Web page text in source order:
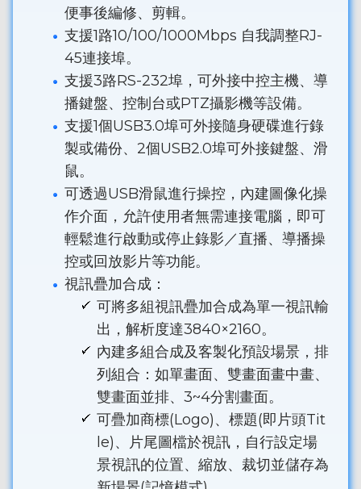
便事後編修、剪輯。
支援1路10/100/1000Mbps 自我調整RJ-
45連接埠。
支援3路RS-232埠，可外接中控主機、導
播鍵盤、控制台或PTZ攝影機等設備。
支援1個USB3.0埠可外接隨身硬碟進行錄
製或備份、2個USB2.0埠可外接鍵盤、滑
鼠。
可透過USB滑鼠進行操控，內建圖像化操
作介面，允許使用者無需連接電腦，即可
輕鬆進行啟動或停止錄影／直播、導播操
控或回放影片等功能。
視訊疊加合成：
可將多組視訊疊加合成為單一視訊輸
出，解析度達3840×2160。
內建多組合成及客製化預設場景，排
列組合：如單畫面、雙畫面畫中畫、
雙畫面並排、3~4分割畫面。
可疊加商標(Logo)、標題(即片頭Tit
le)、片尾圖檔於視訊，自行設定場
景視訊的位置、縮放、裁切並儲存為